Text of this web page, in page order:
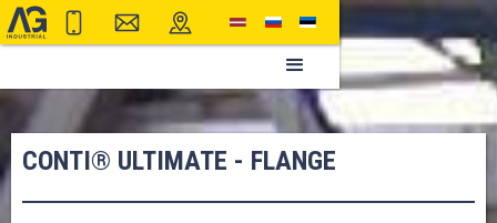
CONTI® ULTIMATE - FLANGE